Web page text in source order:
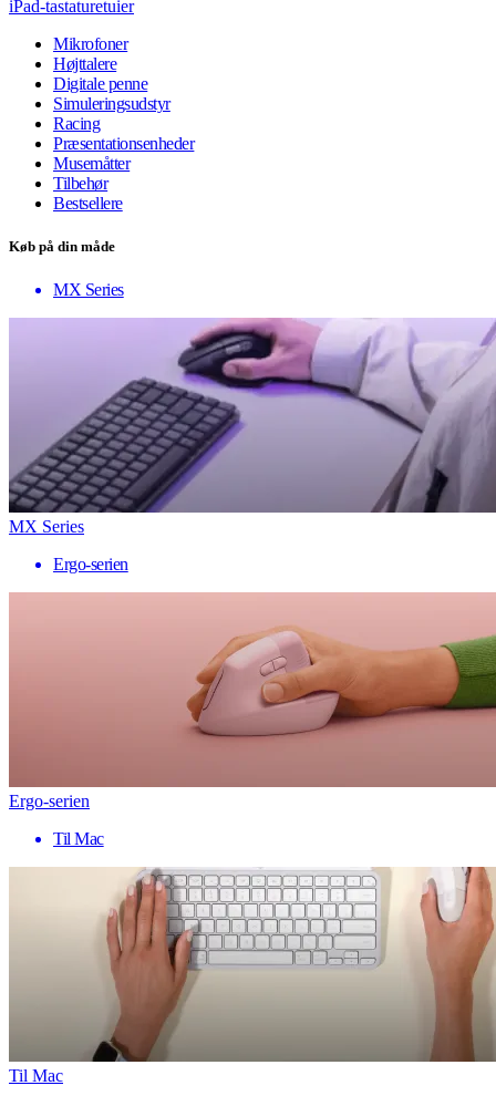
iPad-tastaturetuier
Mikrofoner
Højttalere
Digitale penne
Simuleringsudstyr
Racing
Præsentationsenheder
Musemåtter
Tilbehør
Bestsellere
Køb på din måde
MX Series
MX Series
Ergo-serien
Ergo-serien
Til Mac
Til Mac